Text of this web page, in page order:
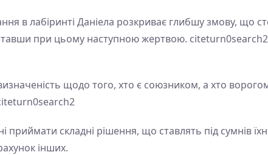
в лабіринті Даніела розкриває глибшу змову, що
ставши при цьому наступною жертвою.
щодо того, хто є союзником, а хто
складні рішення, що ставлять під сумнів
інших.